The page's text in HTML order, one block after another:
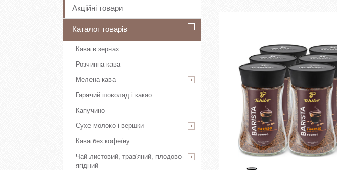
Акційні товари
Каталог товарів
Кава в зернах
Розчинна кава
Мелена кава
Гарячий шоколад і какао
Капучино
Сухе молоко і вершки
Кава без кофеїну
Чай листовий, трав'яний, плодово-
ягідний